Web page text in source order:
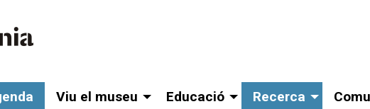
Viu el museu Educació Recerca